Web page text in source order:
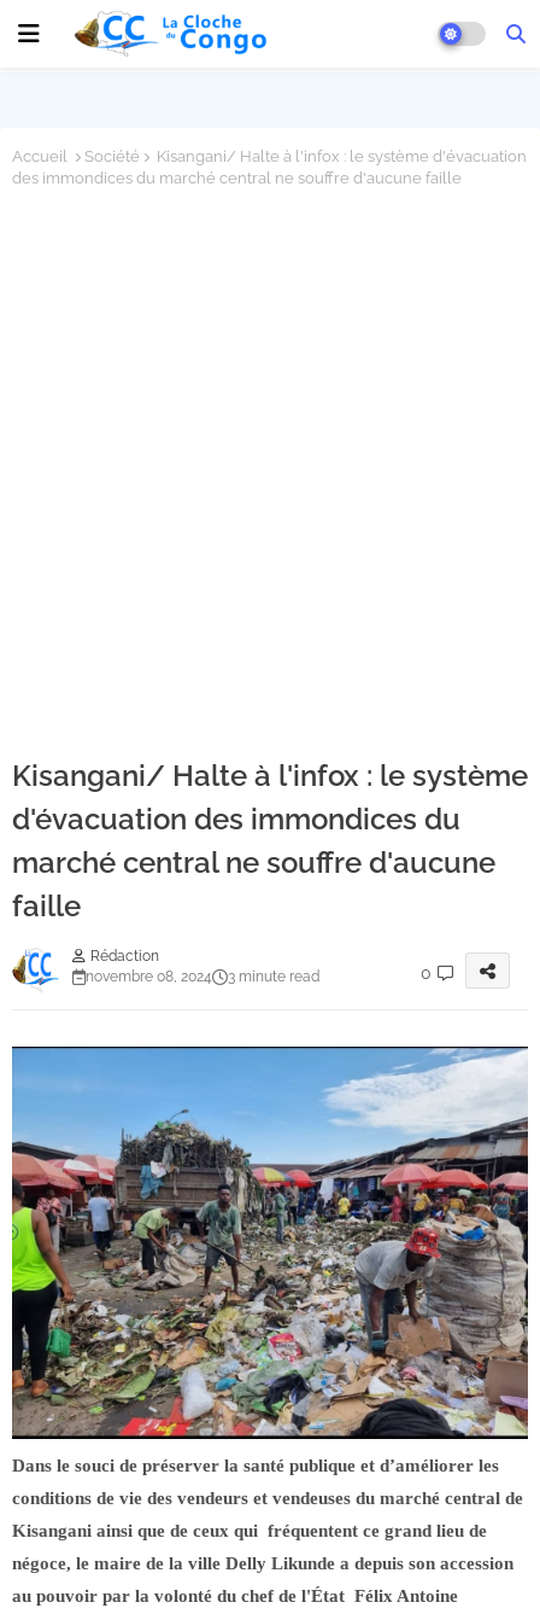
Accueil Société
Kisangani/ Halte à l'infox : le système d'évacuation
des immondices du marché central ne souffre d'aucune faille
Kisangani/ Halte à l'infox : le système
d'évacuation des immondices du
marché central ne souffre d'aucune
faille
Rédaction
novembre 08, 2024
3 minute read 0
Dans le souci de préserver la santé publique et d’améliorer les
conditions de vie des vendeurs et vendeuses du marché central de
Kisangani ainsi que de ceux qui fréquentent ce grand lieu de
négoce, le maire de la ville Delly Likunde a depuis son accession
au pouvoir par la volonté du chef de l'État Félix Antoine